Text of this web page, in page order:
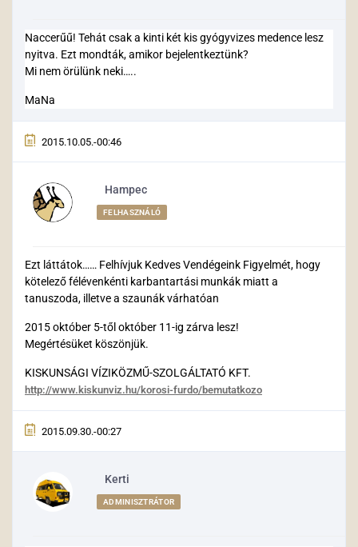
Naccerűű! Tehát csak a kinti két kis gyógyvizes medence lesz
nyitva. Ezt mondták, amikor bejelentkeztünk?
Mi nem örülünk neki…..
MaNa
2015.10.05.-00:46
Hampec
FELHASZNÁLÓ
Ezt láttátok…… Felhívjuk Kedves Vendégeink Figyelmét, hogy
kötelező félévenkénti karbantartási munkák miatt a
tanuszoda, illetve a szaunák várhatóan
2015 október 5-től október 11-ig zárva lesz!
Megértésüket köszönjük.
KISKUNSÁGI VÍZIKÖZMŰ-SZOLGÁLTATÓ KFT.
http://www.kiskunviz.hu/korosi-furdo/bemutatkozo
2015.09.30.-00:27
Kerti
ADMINISZTRÁTOR